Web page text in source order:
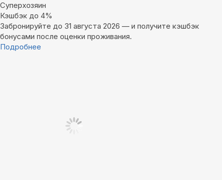
Суперхозяин
Кэшбэк до 4%
Забронируйте до 31 августа 2026 — и получите кэшбэк
бонусами после оценки проживания.
Подробнее